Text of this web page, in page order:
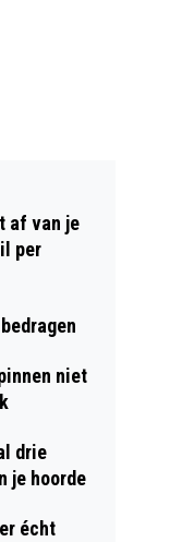
af van je
per
niet
drie
je hoorde
écht